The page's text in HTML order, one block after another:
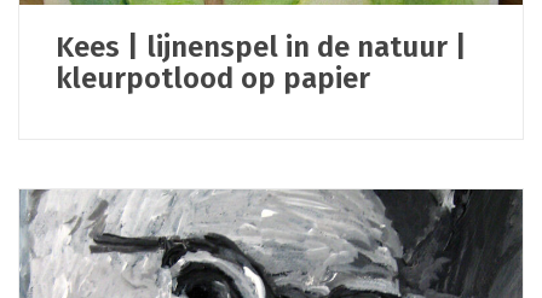
Kees | lijnenspel in de natuur |
kleurpotlood op papier